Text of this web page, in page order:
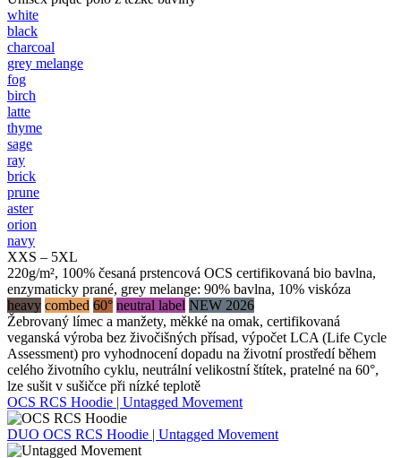
white
black
charcoal
grey melange
fog
birch
latte
thyme
sage
ray
brick
prune
aster
orion
navy
XXS – 5XL
220g/m², 100% česaná prstencová OCS certifikovaná bio bavlna,
enzymaticky prané, grey melange: 90% bavlna, 10% viskóza
heavy combed 60° neutral label NEW 2026
Žebrovaný límec a manžety, měkké na omak, certifikovaná
veganská výroba bez živočišných přísad, výpočet LCA (Life Cycle
Assessment) pro vyhodnocení dopadu na životní prostředí během
celého životního cyklu, neutrální velikostní štítek, pratelné na 60°,
lze sušit v sušičce při nízké teplotě
OCS RCS Hoodie | Untagged Movement
DUO OCS RCS Hoodie | Untagged Movement